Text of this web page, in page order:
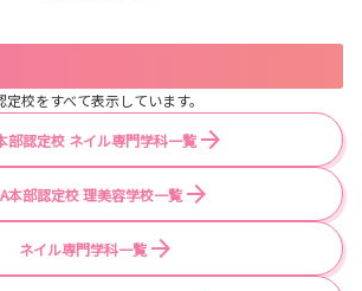
校をすべて表示しています。
部認定校 ネイル専門学科一覧
本部認定校 理美容学校一覧
ネイル専門学科一覧